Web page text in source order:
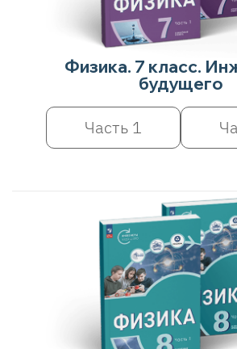
Физика. 7 класс.
будущего
Часть 1